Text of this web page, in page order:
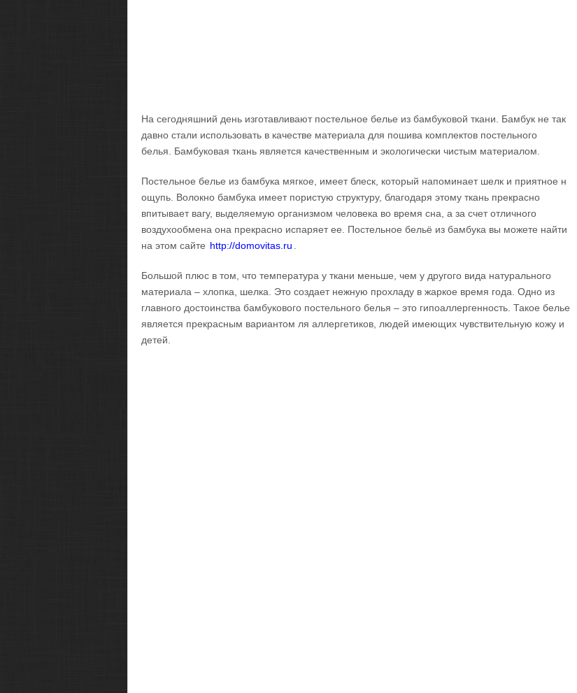
На сегодняшний день изготавливают постельное белье из бамбуковой ткани. Бамбук не так
давно стали использовать в качестве материала для пошива комплектов постельного
белья. Бамбуковая ткань является качественным и экологически чистым материалом.
Постельное белье из бамбука мягкое, имеет блеск, который напоминает шелк и приятное н
ощупь. Волокно бамбука имеет пористую структуру, благодаря этому ткань прекрасно
впитывает вагу, выделяемую организмом человека во время сна, а за счет отличного
воздухообмена она прекрасно испаряет ее. Постельное бельё из бамбука вы можете найти
на этом сайте http://domovitas.ru
Большой плюс в том, что температура у ткани меньше, чем у другого вида натурального
материала – хлопка, шелка. Это создает нежную прохладу в жаркое время года. Одно из
главного достоинства бамбукового постельного белья – это гипоаллергенность. Такое белье
является прекрасным вариантом ля аллергетиков, людей имеющих чувствительную кожу и
детей.